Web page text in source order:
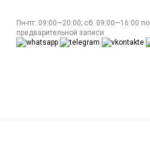
Пн-пт: 09:00—20:00; сб: 09:00—16:00 по
предварительной записи